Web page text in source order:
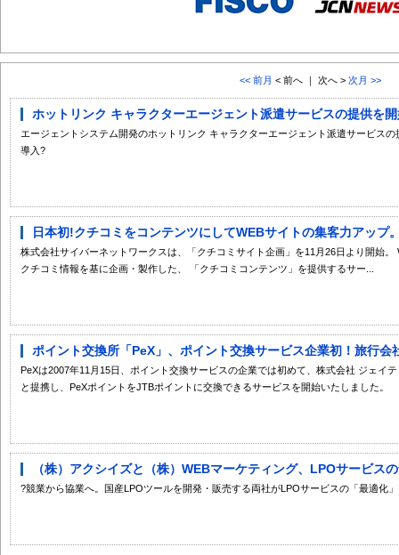
<< 前月 < 前へ ｜ 次へ > 次月 >>
ホットリンク キャラクターエージェント派遣サービスの提供を
エージェントシステム開発のホットリンク キャラクターエージェント派遣サービス
導入?
日本初!クチコミをコンテンツにしてWEBサイトの集客力アップ
株式会社サイバーネットワークスは、「クチコミサイト企画」を11月26日より開始
クチコミ情報を基に企画・製作した、 「クチコミコンテンツ」を提供するサー...
ポイント交換所「PeX」、ポイント交換サービス企業初！旅行
PeXは2007年11月15日、ポイント交換サービスの企業では初めて、株式会社 ジェイ
と提携し、PeXポイントをJTBポイントに交換できるサービスを開始いたしました。
（株）アクシイズと（株）WEBマーケティング、LPOサービス
?競業から協業へ。国産LPOツールを開発・販売する両社がLPOサービスの「最適化